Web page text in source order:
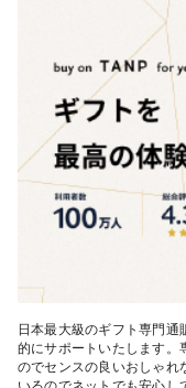
04 ＜クランチチョコ
イト 60g
05 葉山のショコラ・カ
日本最大級のギフト専門
的にサポートいたします。
のでセンスの良いおしゃれ